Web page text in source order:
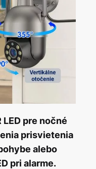
LED pre nočné
prisvietenia
alebo
pri alarme.